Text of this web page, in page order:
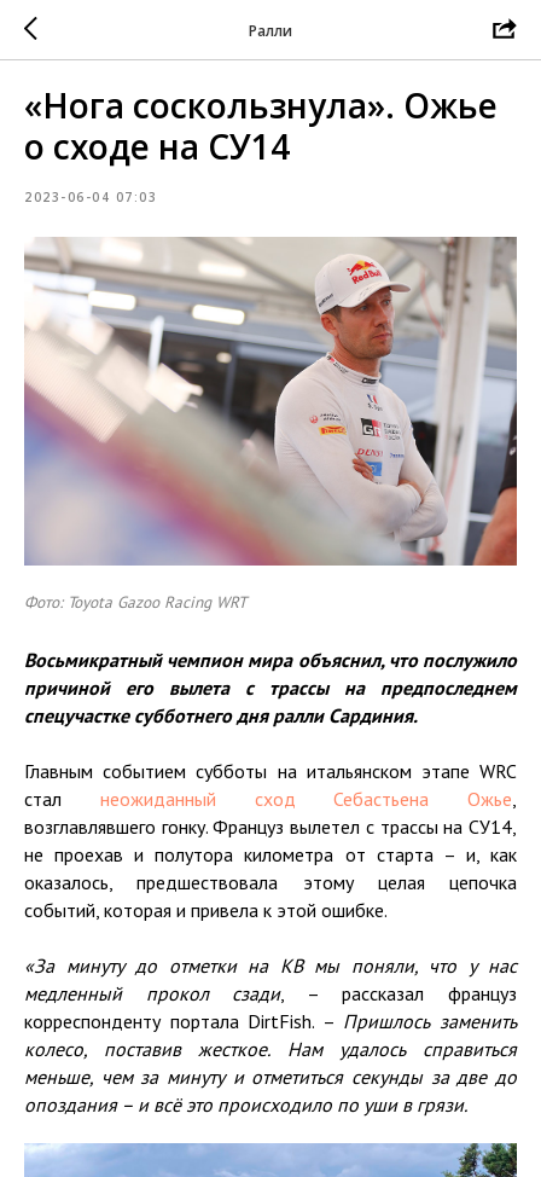
Ралли
«Нога соскользнула». Ожье
о сходе на СУ14
2023-06-04 07:03
Фото: Toyota Gazoo Racing WRT
Восьмикратный чемпион мира объяснил, что послужило
причиной его вылета с трассы на предпоследнем
спецучастке субботнего дня ралли Сардиния.
Главным событием субботы на итальянском этапе WRC
стал неожиданный сход Себастьена Ожье,
возглавлявшего гонку. Француз вылетел с трассы на СУ14,
не проехав и полутора километра от старта – и, как
оказалось, предшествовала этому целая цепочка
событий, которая и привела к этой ошибке.
«За минуту до отметки на КВ мы поняли, что у нас
медленный прокол сзади, – рассказал француз
корреспонденту портала DirtFish. – Пришлось заменить
колесо, поставив жесткое. Нам удалось справиться
меньше, чем за минуту и отметиться секунды за две до
опоздания – и всё это происходило по уши в грязи.